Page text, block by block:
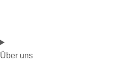
Über uns